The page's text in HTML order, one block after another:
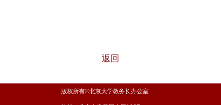
返回
版权所有©北京大学教务长办公室